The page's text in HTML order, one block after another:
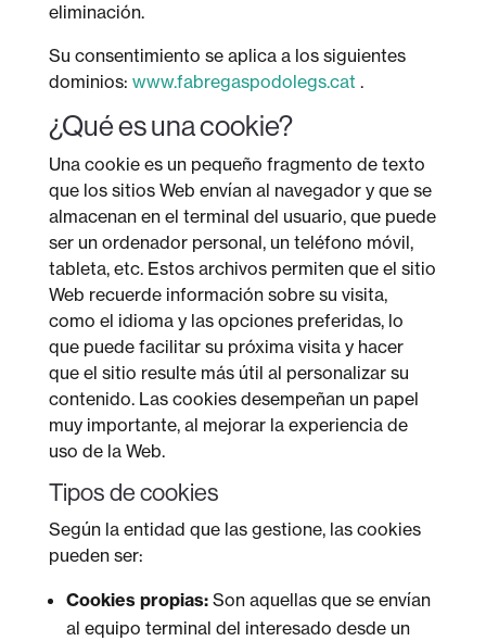
eliminación.
Su consentimiento se aplica a los siguientes
dominios: www.fabregaspodolegs.cat .
¿Qué es una cookie?
Una cookie es un pequeño fragmento de texto
que los sitios Web envían al navegador y que se
almacenan en el terminal del usuario, que puede
ser un ordenador personal, un teléfono móvil,
tableta, etc. Estos archivos permiten que el sitio
Web recuerde información sobre su visita,
como el idioma y las opciones preferidas, lo
que puede facilitar su próxima visita y hacer
que el sitio resulte más útil al personalizar su
contenido. Las cookies desempeñan un papel
muy importante, al mejorar la experiencia de
uso de la Web.
Tipos de cookies
Según la entidad que las gestione, las cookies
pueden ser:
Cookies propias:Son aquellas que se envían
al equipo terminal del interesado desde un